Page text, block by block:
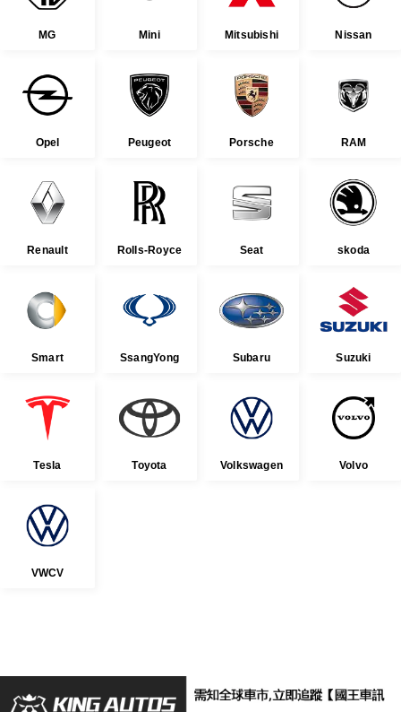
MG Mini Mitsubishi Nissan
Opel Peugeot Porsche RAM
Renault Rolls-Royce Seat skoda
Smart SsangYong Subaru Suzuki
Tesla Toyota Volkswagen Volvo
VWCV